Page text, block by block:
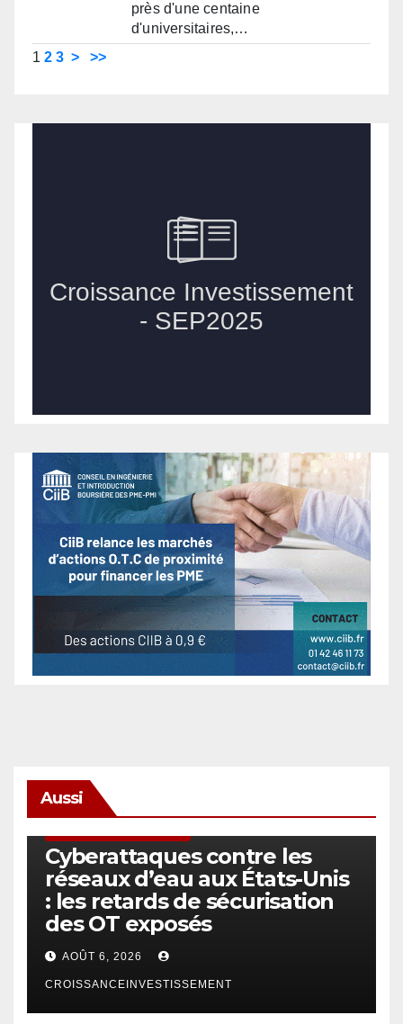
près d'une centaine
d'universitaires,…
1 2 3 > >>
Aussi
Cyberattaques contre les
réseaux d’eau aux États-Unis
: les retards de sécurisation
des OT exposés
AOÛT 6, 2026
CROISSANCEINVESTISSEMENT